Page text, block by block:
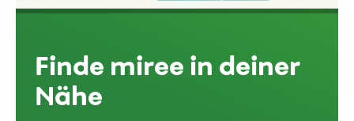
Finde miree in deiner
Nähe